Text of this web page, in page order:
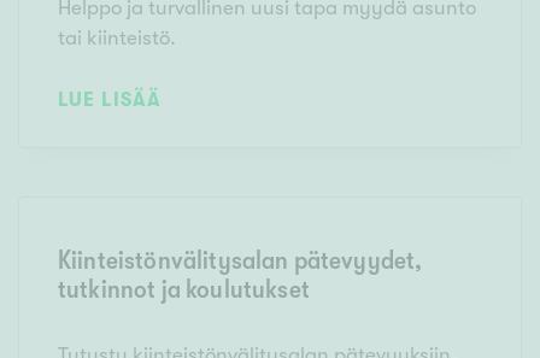
Helppo ja turvallinen uusi tapa myydä asunto
tai kiinteistö.
LUE LISÄÄ
Kiinteistönvälitysalan pätevyydet,
tutkinnot ja koulutukset